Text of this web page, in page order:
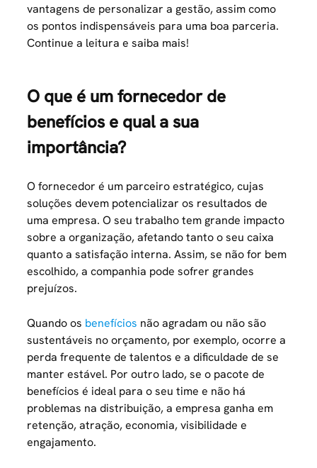
vantagens de personalizar a gestão, assim como
os pontos indispensáveis para uma boa parceria.
Continue a leitura e saiba mais!
O que é um fornecedor de
benefícios e qual a sua
importância?
O fornecedor é um parceiro estratégico, cujas
soluções devem potencializar os resultados de
uma empresa. O seu trabalho tem grande impacto
sobre a organização, afetando tanto o seu caixa
quanto a satisfação interna. Assim, se não for bem
escolhido, a companhia pode sofrer grandes
prejuízos.
Quando os benefícios não agradam ou não são
sustentáveis no orçamento, por exemplo, ocorre a
perda frequente de talentos e a dificuldade de se
manter estável. Por outro lado, se o pacote de
benefícios é ideal para o seu time e não há
problemas na distribuição, a empresa ganha em
retenção, atração, economia, visibilidade e
engajamento.